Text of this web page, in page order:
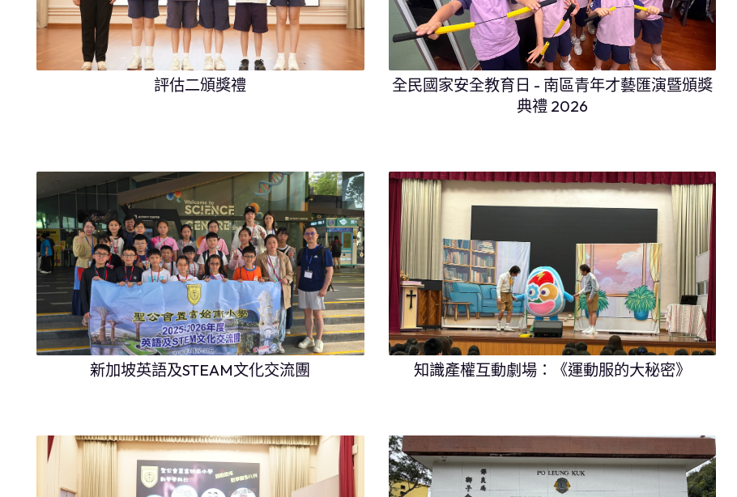
評估二頒獎禮
全民國家安全教育日 - 南區青年才藝匯演暨頒獎
典禮 2026
新加坡英語及STEAM文化交流團 知識產權互動劇場：《運動服的大秘密》